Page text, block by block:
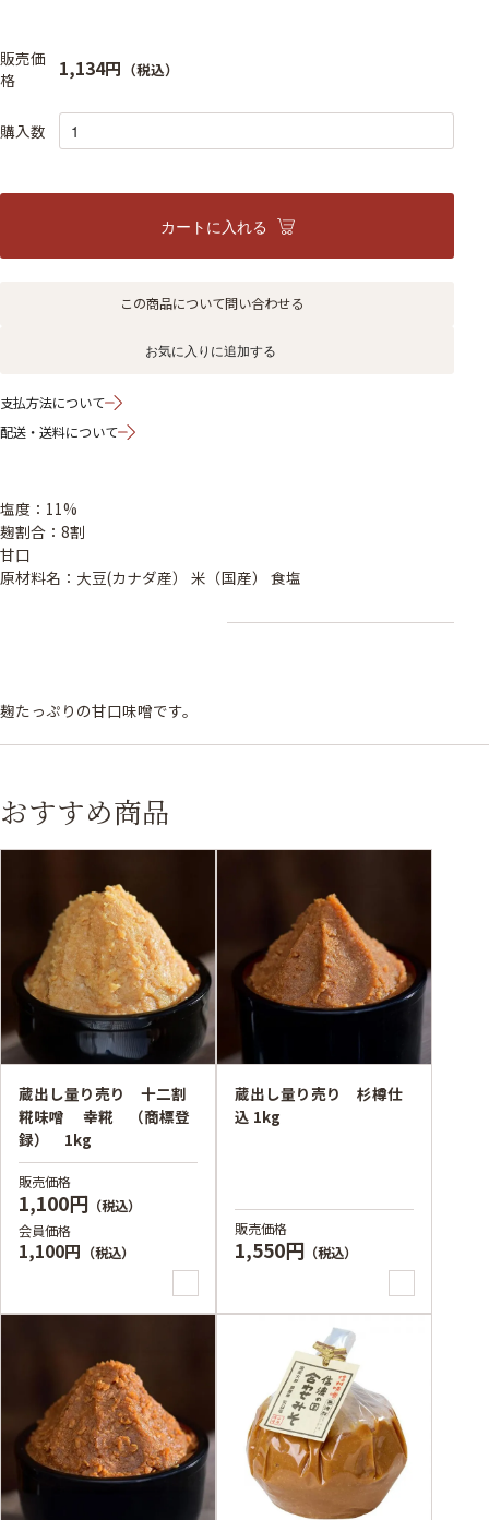
販売価
格
1,134円 （税込）
購入数
カートに入れる
この商品について問い合わせる
お気に入りに追加する
支払方法について
配送・送料について
塩度：11%
麹割合：8割
甘口
原材料名：大豆(カナダ産） 米（国産） 食塩
麹たっぷりの甘口味噌です。
おすすめ商品
蔵出し量り売り 十二割
糀味噌 幸糀 （商標登
録） 1kg
販売価格
1,100円 （税込）
会員価格
1,100円 （税込）
蔵出し量り売り 杉樽仕
込 1kg
販売価格
1,550円 （税込）